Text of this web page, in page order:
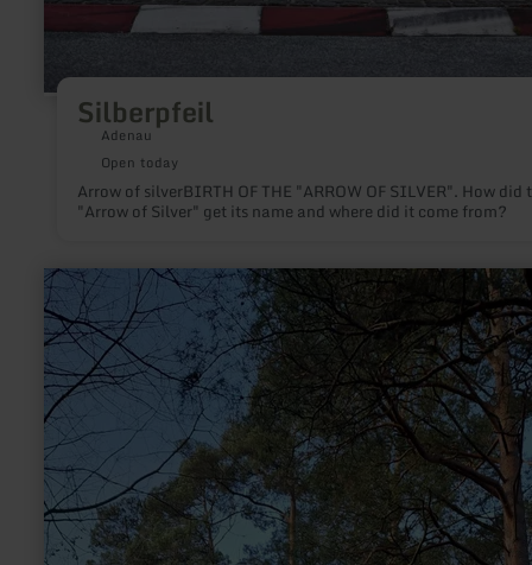
Silberpfeil
Adenau
Open today
Arrow of silverBIRTH OF THE "ARROW OF SILVER". How did
"Arrow of Silver" get its name and where did it come from?
learn
more
about:
Zuchtstation
klimaresilienter
Kiefern